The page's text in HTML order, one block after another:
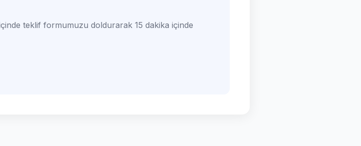
teklif formumuzu doldurarak 15 dakika içinde